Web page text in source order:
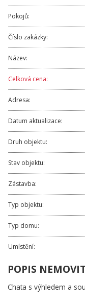
KARIÉRA
KONTAKT
Pokojů:
Číslo zakázky:
Název:
Celková cena:
Adresa:
Datum aktualizace:
Druh objektu:
Stav objektu:
Zástavba:
Typ objektu:
Typ domu:
Umístění:
POPIS
Chata s výhledem a